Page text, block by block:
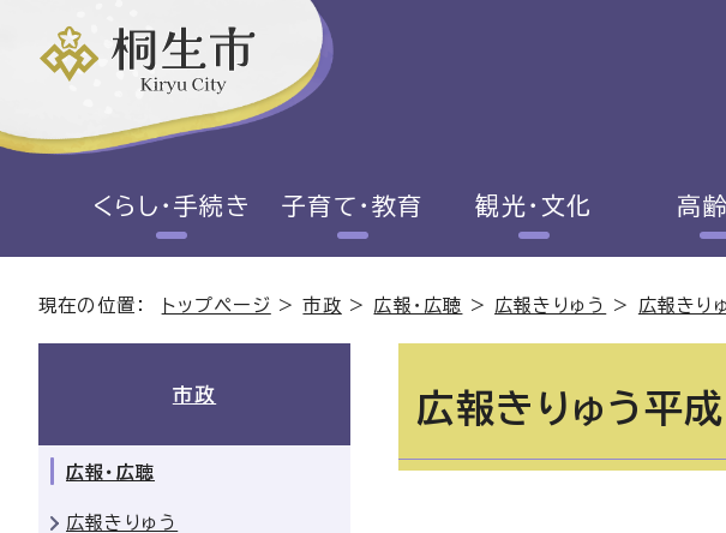
くらし・手続き 子育て・教育 観光・文化 高
現在の位置： トップページ >市政 > 広報・広聴 > 広報きりゅう > 広報きり
広報きりゅう平
市政
広報・広聴
広報きりゅう